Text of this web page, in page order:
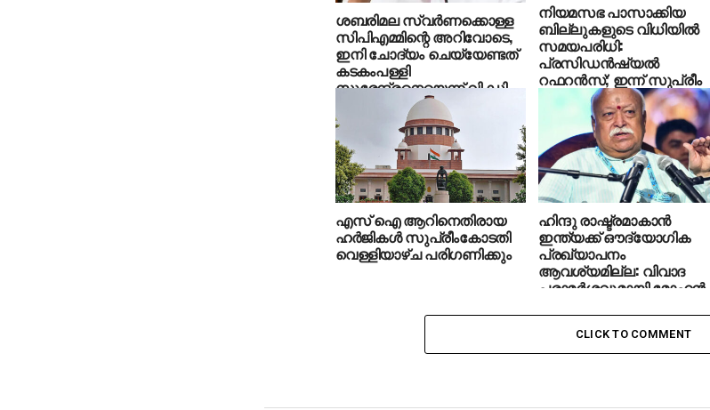
ശബരിമല സ്വര്‍ണക്കൊള്ള
സിപിഎമ്മിന്റെ അറിവോടെ,
ഇനി ചോദ്യം ചെയ്യേണ്ടത്
കടകംപള്ളി
സുരേന്ദ്രനെയെന്ന് വി.ഡി
നിയമസഭ പാസാക്കിയ
ബില്ലുകളുടെ വിധിയില്‍
സമയപരിധി:
പ്രസിഡന്‍ഷ്യല്‍
റഫറന്‍സ്; ഇന്ന് സുപ്രീം
കോടതിയുടെ മറുപടി
എസ് ഐ ആറിനെതിരായ
ഹർജികൾ സുപ്രീംകോടതി
വെള്ളിയാഴ്ച പരിഗണിക്കും
ഹിന്ദു രാഷ്ട്രമാകാന്‍
ഇന്ത്യക്ക് ഔദ്യോഗിക
പ്രഖ്യാപനം
ആവശ്യമില്ല: വിവാദ
പരാമര്‍ശവുമായി മോഹന്‍
CLICK TO COMMENT